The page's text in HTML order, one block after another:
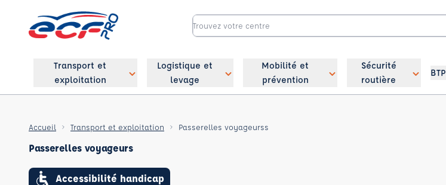
Transport et
exploitation
Logistique et
levage
Mobilité et
prévention
Sécurité
routière
BTP
Accueil Transport et exploitation Passerelles voyageurss
Passerelles voyageurs
Accessibilité handicap